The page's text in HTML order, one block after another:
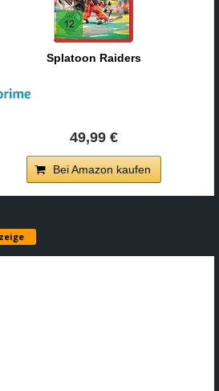
Splatoon Raiders
49,99 €
Bei Amazon kaufen